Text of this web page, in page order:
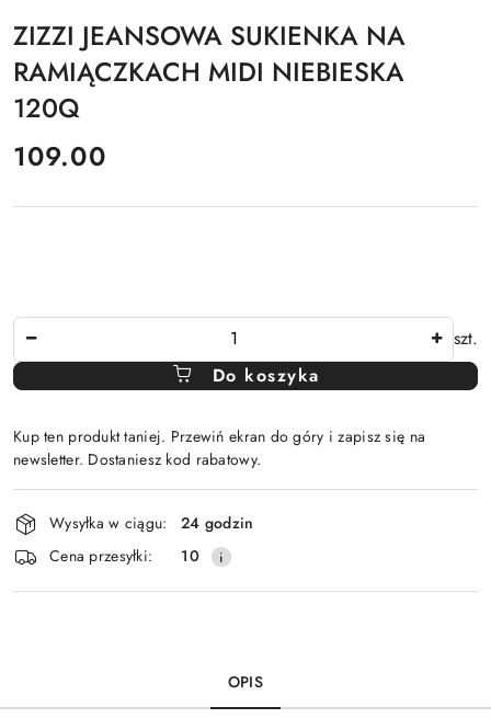
ZIZZI JEANSOWA SUKIENKA NA
RAMIĄCZKACH MIDI NIEBIESKA
120Q
cena:
109.00
szt.
Do koszyka
Kup ten produkt taniej. Przewiń ekran do góry i zapisz się na
newsletter. Dostaniesz kod rabatowy.
Dostępność
i
dostawa
Wysyłka w ciągu:
24 godzin
Cena przesyłki:
10
OPIS